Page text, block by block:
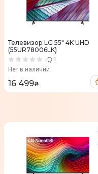
Телевизор LG 55" 4K UHD
(55UR78006LK)
1
Нет в наличии
16 499₴